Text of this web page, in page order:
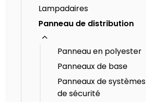
Lampadaires
Panneau de distribution
Panneau en polyester
Panneaux de base
Panneaux de systèmes
de sécurité